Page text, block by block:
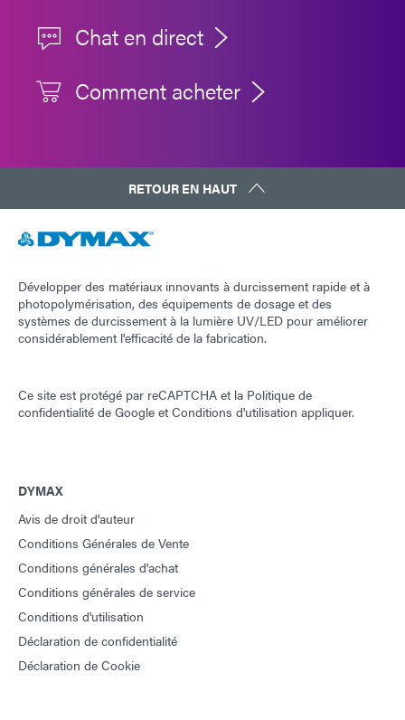
Chat en direct
Comment acheter
RETOUR EN HAUT
Développer des matériaux innovants à durcissement rapide et à
photopolymérisation, des équipements de dosage et des
systèmes de durcissement à la lumière UV/LED pour améliorer
considérablement l'efficacité de la fabrication.
Ce site est protégé par reCAPTCHA et la Politique de
confidentialité de Google etConditions d'utilisation appliquer.
DYMAX
Avis de droit d'auteur
Conditions Générales de Vente
Conditions générales d'achat
Conditions générales de service
Conditions d'utilisation
Déclaration de confidentialité
Déclaration de Cookie